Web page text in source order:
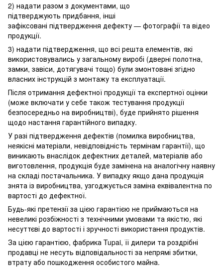
2) надати разом з документами, що
підтверджують придбання, інші
зафіксовані підтвердження дефекту — фотографії та відео
продукції.
3) надати підтвердження, що всі решта елементів, які
використовувались у загальному виробі (дверні полотна,
замки, завіси, дотягувачі тощо) були змонтовані згідно
власних інструкцій з монтажу та експлуатації.
Після отримання дефектної продукції та експертної оцінки
(може включати у себе також тестування продукції
безпосередньо на виробництві), буде прийнято рішення
щодо настання гарантійного випадку.
У разі підтвердження дефектів (помилка виробництва,
неякісні матеріали, невідповідність термінам гарантії), що
виникають внаслідок дефектних деталей, матеріалів або
виготовлення, продукція буде замінена на аналогічну наявну
на складі постачальника. У випадку якщо дана продукція
знята із виробництва, узгоджується заміна еквівалентна по
вартості до дефектної.
Будь-які претензії за цією гарантією не приймаються на
невеликі розбіжності з технічними умовами та якістю, які
несуттєві до вартості і зручності використання продуктів.
За цією гарантією, фабрика Tupai, її дилери та роздрібні
продавці не несуть відповідальності за непрямі збитки,
втрату або пошкодження особистого майна.